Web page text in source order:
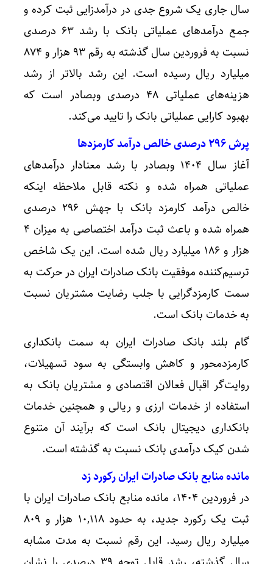
سال جاری یک شروع جدی در درآمدزایی ثبت کرده و
جمع درآمدهای عملیاتی بانک با رشد ۶۳ درصدی
نسبت به فروردین سال گذشته به رقم ۹۳ هزار و ۸۷۴
میلیارد ریال رسیده است. این رشد بالاتر از رشد
هزینه‌های عملیاتی ۴۸ درصدی وبصادر است که
بهبود کارایی عملیاتی بانک را تایید می‌کند.
پرش ۲۹۶ درصدی خالص درآمد کارمزدها
آغاز سال ۱۴۰۴ وبصادر با رشد معنادار درآمدهای
عملیاتی همراه شده و نکته قابل ملاحظه اینکه
خالص درآمد کارمزد بانک با جهش ۲۹۶ درصدی
همراه شده و باعث ثبت درآمد اختصاصی به میزان ۴
هزار و ۱۸۶ میلیارد ریال شده است. این یک شاخص
ترسیم‌کننده موفقیت بانک صادرات ایران در حرکت به
سمت کارمزدگرایی با جلب رضایت مشتریان نسبت
به خدمات بانک است.
گام بلند بانک صادرات ایران به سمت بانکداری
کارمزدمحور و کاهش وابستگی به سود تسهیلات،
روایت‌گر اقبال فعالان اقتصادی و مشتریان بانک به
استفاده از خدمات ارزی و ریالی و همچنین خدمات
بانکداری دیجیتال بانک است که برآیند آن متنوع
شدن کیک درآمدی بانک نسبت به گذشته است.
مانده منابع بانک صادرات ایران رکورد زد
در فروردین ۱۴۰۴، مانده منابع بانک صادرات ایران با
ثبت یک رکورد جدید، به حدود ۱۰,۱۱۸ هزار و ۸۰۹
میلیارد ریال رسید. این رقم نسبت به مدت مشابه